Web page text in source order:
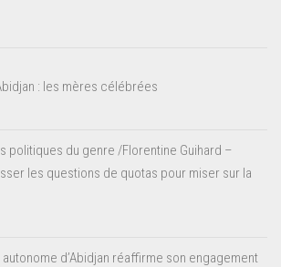
: les mères célébrées
politiques du genre /Florentine Guihard –
les questions de quotas pour miser sur la
autonome d’Abidjan réaffirme son engagement